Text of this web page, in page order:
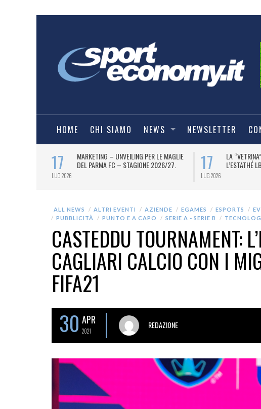
HOME CHI SIAMO NEWS NEWSLETTER
17
LUG 2026
MARKETING – UNVEILING PER LE MAGLIE
DEL PARMA FC – STAGIONE 2026/27.
17
LUG 2026
LA
L’ESTATHÉ
ALL NEWS ALTRI EVENTI AZIENDE EGAMES ESPORTS
PUBBLICITÀ
PUNTO E A CAPO SERIE A - SERIE B
CASTEDDU TOURNAMENT:
CAGLIARI CALCIO CON I
FIFA21
30 APR
2021
REDAZIONE